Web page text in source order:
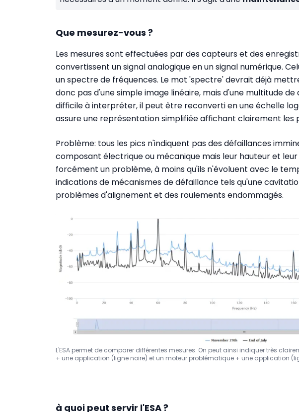
Que mesurez-vous ?
Les mesures sont effectuées par des capteurs et des
convertissent un signal analogique en un signal numérique.
un spectre de fréquences. Le mot 'spectre' devrait déjà
donc pas d'une simple image linéaire, mais d'une multitude
difficile à interpréter, il peut être reconverti en une échelle
assure une représentation simplifiée affichant clairement les
Problème: tous les pics n'indiquent pas des défaillances
composant électrique ou mécanique mais leur hauteur et
forcément un problème, à moins qu'ils n'évoluent avec le
indications de mécanismes de défaillance tels qu'une
problèmes d'alignement et des roulements endommagés.
L'ESA permet de comparer différentes mesures. On peut ainsi indiquer très
+ une application (ligne noire) et un moteur problématique + une application
à quoi peut servir l'ESA ?